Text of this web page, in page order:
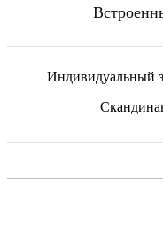
Индивидуальный